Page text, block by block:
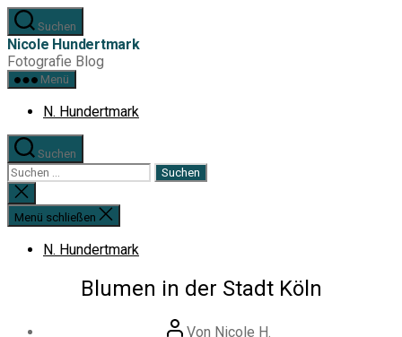
Zum
Inhalt
springen
Suchen
Nicole Hundertmark
Fotografie Blog
Menü
N. Hundertmark
Suchen
Suchen
nach:
Suche
schließen
Menü schließen
N. Hundertmark
Blumen in der Stadt Köln
Beitragsautor
Von Nicole H.